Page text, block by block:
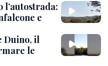
l’autostrada:
e
Duino, il
le